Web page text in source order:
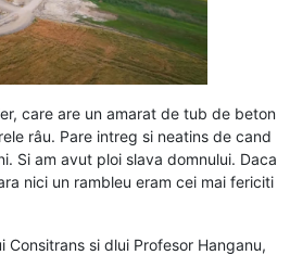
care are un amarat de tub de beton
râu. Pare intreg si neatins de cand
Si am avut ploi slava domnului. Daca
nici un rambleu eram cei mai fericiti
si dlui Profesor Hanganu,